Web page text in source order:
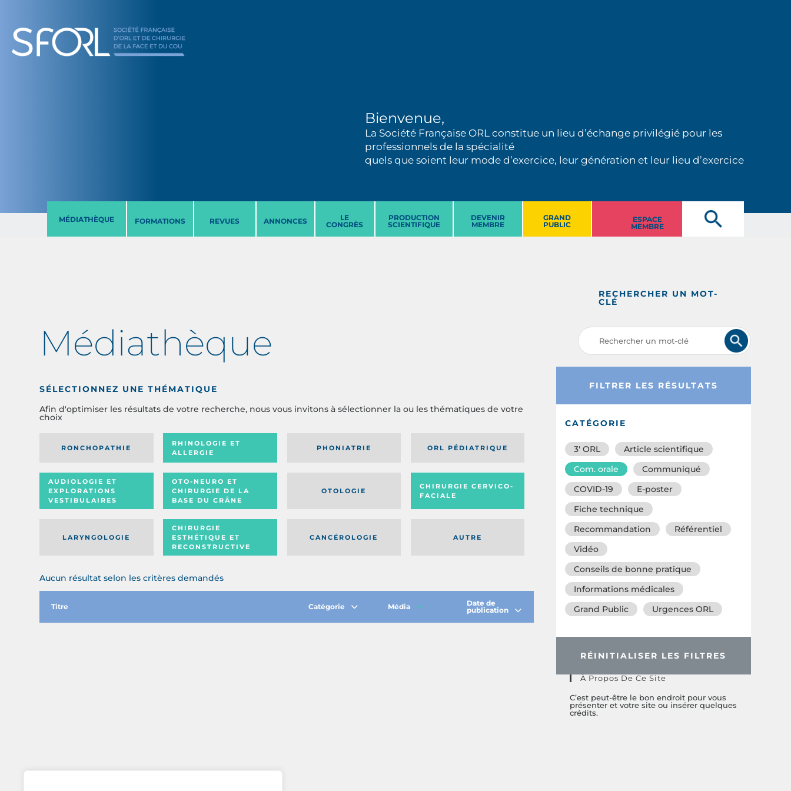
Bienvenue,
La Société Française ORL constitue un lieu d’échange privilégié pour les
professionnels de la spécialité
quels que soient leur mode d’exercice, leur génération et leur lieu d’exercice
MÉDIATHÈQUE FORMATIONS REVUES ANNONCES
LE
CONGRÈS
PRODUCTION
SCIENTIFIQUE
DEVENIR
MEMBRE
GRAND
PUBLIC
ESPACE
MEMBRE
Médiathèque
SÉLECTIONNEZ UNE THÉMATIQUE
Afin d'optimiser les résultats de votre recherche, nous vous invitons à sélectionner la ou les thématiques de votre
choix
RONCHOPATHIE
RHINOLOGIE ET
ALLERGIE
PHONIATRIE ORL PÉDIATRIQUE
AUDIOLOGIE ET
EXPLORATIONS
VESTIBULAIRES
OTO-NEURO ET
CHIRURGIE DE LA
BASE DU CRÂNE
OTOLOGIE
CHIRURGIE CERVICO-
FACIALE
AUTRE
LARYNGOLOGIE
CHIRURGIE
ESTHÉTIQUE ET
RECONSTRUCTIVE
CANCÉROLOGIE
Aucun résultat selon les critères demandés
Titre Catégorie Média
Date de
publication
RECHERCHER UN MOT-
CLÉ
FILTRER LES RÉSULTATS
CATÉGORIE
3′ ORL
Article scientifique
Com. orale
Communiqué
COVID-19
E-poster
Fiche technique
Recommandation
Référentiel
Vidéo
Conseils de bonne pratique
Informations médicales
Grand Public
Urgences ORL
RÉINITIALISER LES FILTRES
À Propos De Ce Site
C’est peut-être le bon endroit pour vous
présenter et votre site ou insérer quelques
crédits.